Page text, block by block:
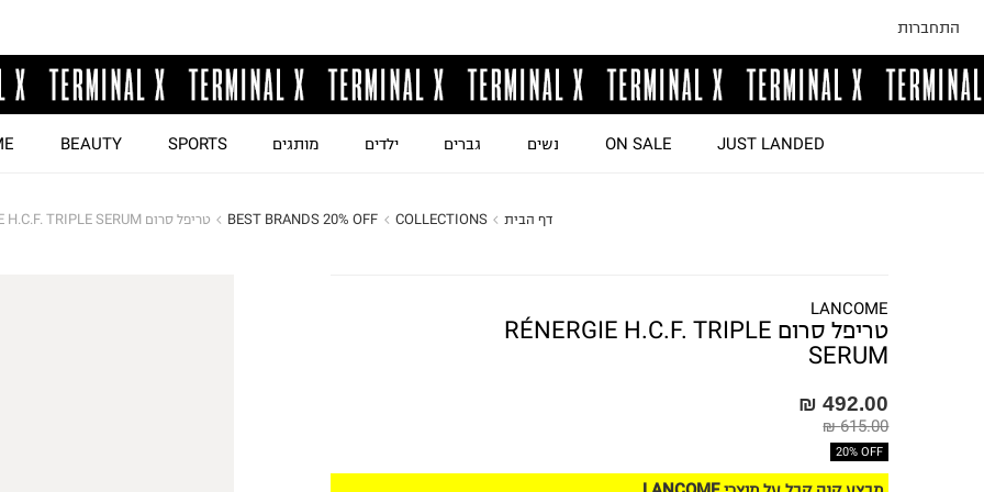
התחברות
JUST LANDED
ON SALE נשים גברים ילדים מותגים SPORTS
BEAUTY
דף הבית COLLECTIONS
BEST BRANDS 20% OFF טריפל סרום RÉNERGIE H.C.F. TRIPLE SERUM
LANCOME
טריפל סרום RÉNERGIE H.C.F. TRIPLE
SERUM
492.00 ₪
615.00 ₪
20% OFF